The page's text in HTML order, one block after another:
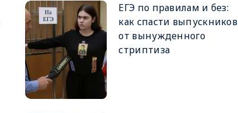
ЕГЭ по правилам и без:
как спасти выпускников
от вынужденного
стриптиза